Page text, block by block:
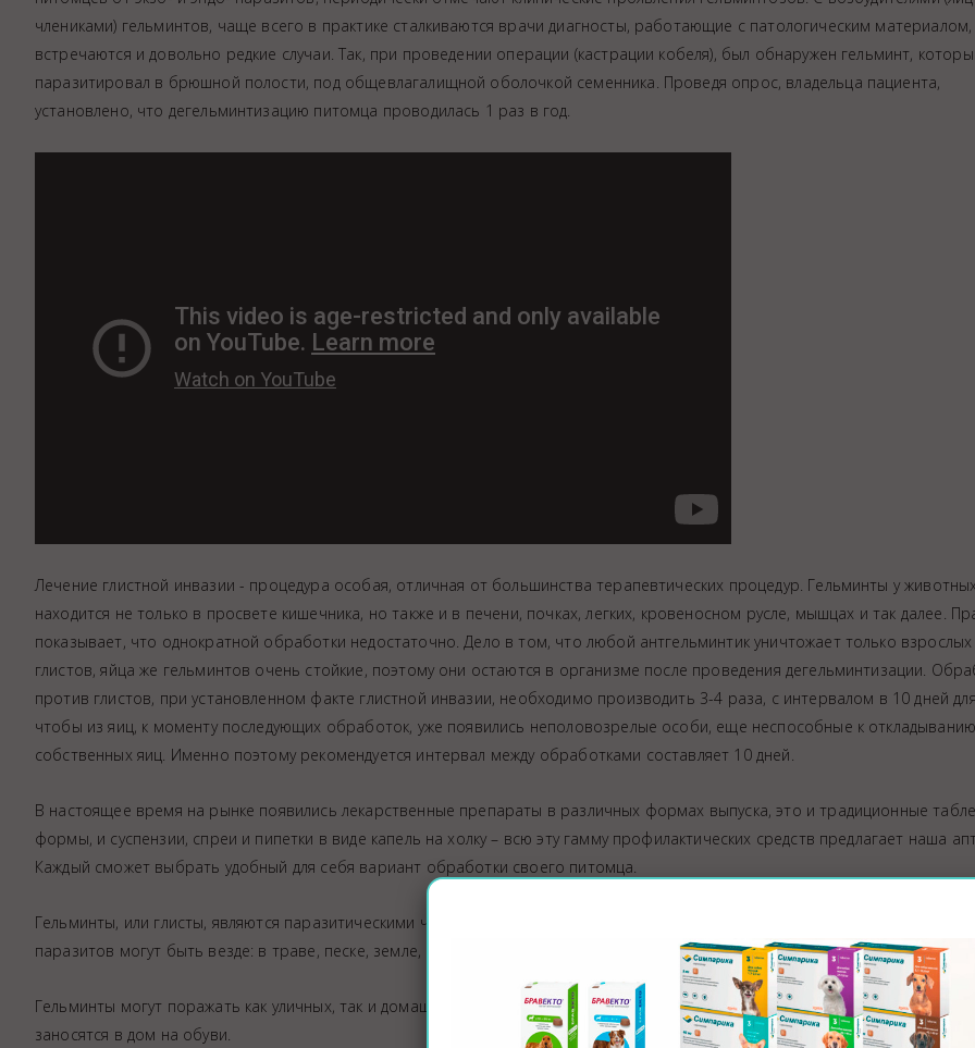
Видеоэндоскопия
Иммунопрофилактика
Терапевтическое отделение
Физиотерапия
члениками) гельминтов, чаще всего в практике сталкиваются врачи диагносты, работающие с патологическим
встречаются и довольно редкие случаи. Так, при проведении операции (кастрации кобеля), был обнаружен гельминт,
паразитировал в брюшной полости, под общевлагалищной оболочкой семенника. Проведя опрос, владельца пациента,
установлено, что дегельминтизацию питомца проводилась 1 раз в год.
Лечение глистной инвазии - процедура особая, отличная от большинства терапевтических процедур. Гельминты у
находится не только в просвете кишечника, но также и в печени, почках, легких, кровеносном русле, мышцах и так далее.
показывает, что однократной обработки недостаточно. Дело в том, что любой антгельминтик уничтожает только взрослых
глистов, яйца же гельминтов очень стойкие, поэтому они остаются в организме после проведения дегельминтизации.
против глистов, при установленном факте глистной инвазии, необходимо производить 3-4 раза, с интервалом в 10 дней
чтобы из яиц, к моменту последующих обработок, уже появились неполовозрелые особи, еще неспособные к откладыванию
собственных яиц. Именно поэтому рекомендуется интервал между обработками составляет 10 дней.
В настоящее время на рынке появились лекарственные препараты в различных формах выпуска, это и традиционные
формы, и суспензии, спреи и пипетки в виде капель на холку – всю эту гамму профилактических средств предлагает наша
Каждый сможет выбрать удобный для себя вариант обработки своего питомца.
Гельминты, или глисты, являются паразитическими червями, которые способны селиться в организмах всех млекопитающих.
паразитов могут быть везде: в траве, песке, земле, продуктах питания (особенно в сырой рыбе и мясе), воде и даже в
Гельминты могут поражать как уличных, так и домашних питомцев. Личинки паразитов в организм животного попадают с
заносятся в дом на обуви.